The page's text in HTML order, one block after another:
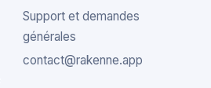
Support et demandes
générales
contact@rakenne.app